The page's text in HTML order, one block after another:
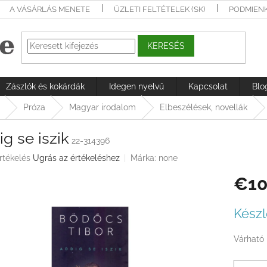
A VÁSÁRLÁS MENETE ÜZLETI FELTÉTELEK (SK)
KERESÉS
Zászlók és kokárdák Idegen nyelvű Kapcsolat
Próza Magyar irodalom Elbeszélések, novellák
se iszik 22-314396
Ugrás az értékeléshez Márka: none
Várható